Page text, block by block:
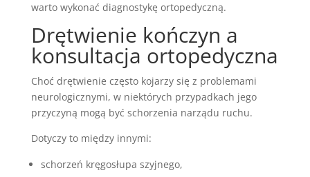
warto wykonać diagnostykę ortopedyczną.
Drętwienie kończyn a
konsultacja ortopedyczna
Choć drętwienie często kojarzy się z problemami
neurologicznymi, w niektórych przypadkach jego
przyczyną mogą być schorzenia narządu ruchu.
Dotyczy to między innymi:
schorzeń kręgosłupa szyjnego,